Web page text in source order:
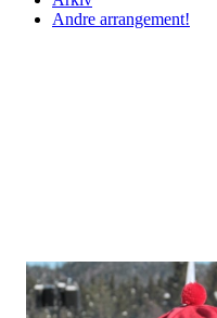
Andre arrangement!